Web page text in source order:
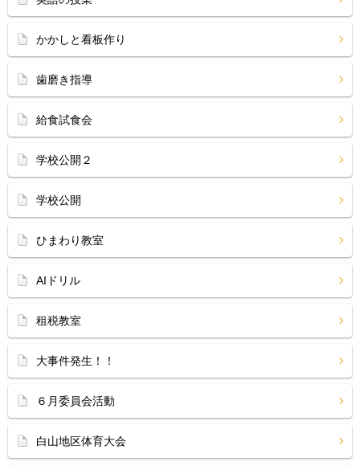
かかしと看板作り
歯磨き指導
給食試食会
学校公開２
学校公開
ひまわり教室
AIドリル
租税教室
大事件発生！！
６月委員会活動
白山地区体育大会